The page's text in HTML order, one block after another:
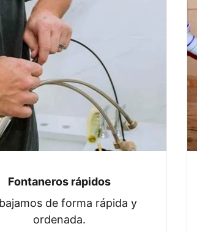
Fontaneros rápidos
de forma rápida y
ordenada.